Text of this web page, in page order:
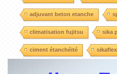
adjuvant beton etanche
climatisation fujitsu sika
ciment étanchéité